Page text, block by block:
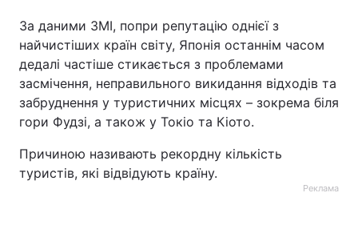
За даними ЗМІ, попри репутацію однієї з
найчистіших країн світу, Японія останнім часом
дедалі частіше стикається з проблемами
засмічення, неправильного викидання відходів та
забруднення у туристичних місцях – зокрема біля
гори Фудзі, а також у Токіо та Кіото.
Причиною називають рекордну кількість
туристів, які відвідують країну.
Реклама